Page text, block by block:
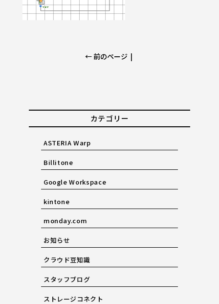
← 前のページ |
カテゴリー
ASTERIA Warp
Billitone
Google Workspace
kintone
monday.com
お知らせ
クラウド豆知識
スタッフブログ
ストレージコネクト